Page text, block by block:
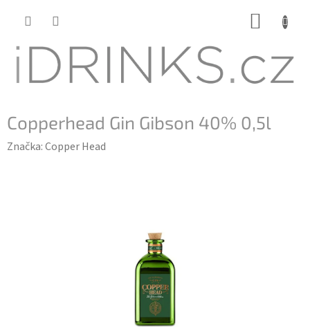
Copperhead Gin Gibson 40% 0,5l
Značka:Copper Head